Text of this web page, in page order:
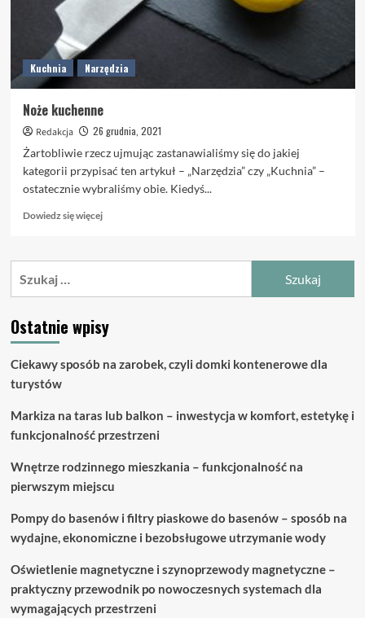
Kuchnia Narzędzia
Noże kuchenne
Redakcja
26 grudnia, 2021
Żartobliwie rzecz ujmując zastanawialiśmy się do jakiej
kategorii przypisać ten artykuł – „Narzędzia” czy „Kuchnia” –
ostatecznie wybraliśmy obie. Kiedyś...
Dowiedz się więcejDowiedz
o
Ostatnie wpisy
Ciekawy sposób na zarobek, czyli domki kontenerowe dla
turystów
Markiza na taras lub balkon – inwestycja w komfort, estetykę i
funkcjonalność przestrzeni
Wnętrze rodzinnego mieszkania – funkcjonalność na
pierwszym miejscu
Pompy do basenów i filtry piaskowe do basenów – sposób na
wydajne, ekonomiczne i bezobsługowe utrzymanie wody
Oświetlenie magnetyczne i szynoprzewody magnetyczne –
praktyczny przewodnik po nowoczesnych systemach dla
wymagających przestrzeni